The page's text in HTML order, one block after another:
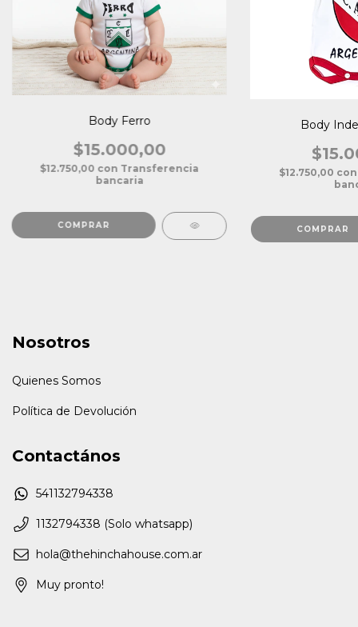
Body Ferro
$15.000,00
$12.750,00 con Transferencia
bancaria
COMPRAR
Body
$12.750,00 con
COMPRAR
Nosotros
Quienes Somos
Política de Devolución
Contactános
541132794338
1132794338 (Solo whatsapp)
hola@thehinchahouse.com.ar
Muy pronto!